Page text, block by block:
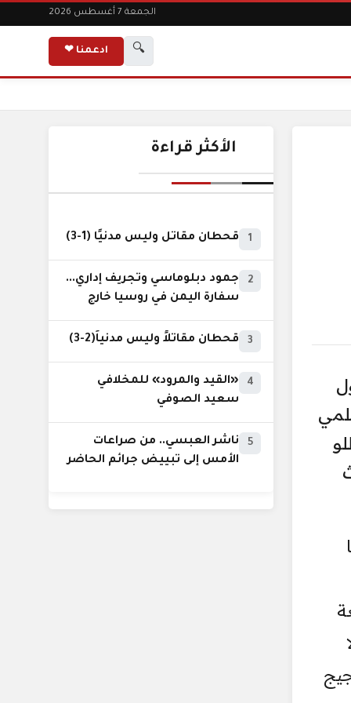
الجمعة 7 أغسطس 2026
🔍 ادعمنا ❤
الأكثر قراءة
1 قحطان مقاتل وليس مدنيًا (1-3)
2
جمود دبلوماسي وتجريف إداري...
سفارة اليمن في روسيا خارج
3 قحطان مقاتلاً وليس مدنياً(2-3)
4
«القيد والمرود» للمخلافي
سعيد الصوفي
5
ناشر العبسي.. من صراعات
الأمس إلى تبييض جرائم الحاضر